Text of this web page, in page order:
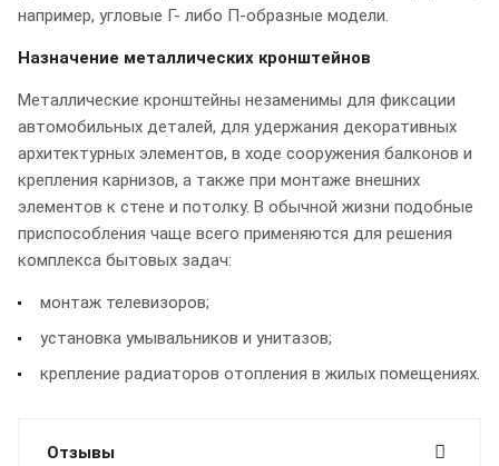
например, угловые Г- либо П-образные модели.
Назначение металлических кронштейнов
Металлические кронштейны незаменимы для фиксации
автомобильных деталей, для удержания декоративных
архитектурных элементов, в ходе сооружения балконов и
крепления карнизов, а также при монтаже внешних
элементов к стене и потолку. В обычной жизни подобные
приспособления чаще всего применяются для решения
комплекса бытовых задач:
монтаж телевизоров;
установка умывальников и унитазов;
крепление радиаторов отопления в жилых помещениях.
Отзывы